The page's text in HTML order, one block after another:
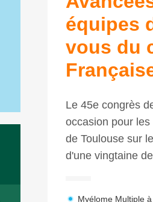
équipes
vous du
Le 45e congrès
occasion pour
de Toulouse sur
d'une vingtaine
Myélome Multiple